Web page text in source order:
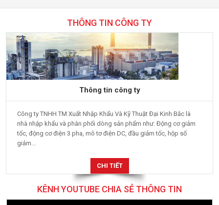
THÔNG TIN CÔNG TY
Thông tin công ty
Công ty TNHH TM Xuất Nhập Khẩu Và Kỹ Thuật Đại Kinh Bắc là
nhà nhập khẩu và phân phối dòng sản phẩm như: Động cơ giảm
tốc, động cơ điện 3 pha, mô tơ điện DC, đầu giảm tốc, hộp số
giảm...
CHI TIẾT
KÊNH YOUTUBE CHIA SẺ THÔNG TIN